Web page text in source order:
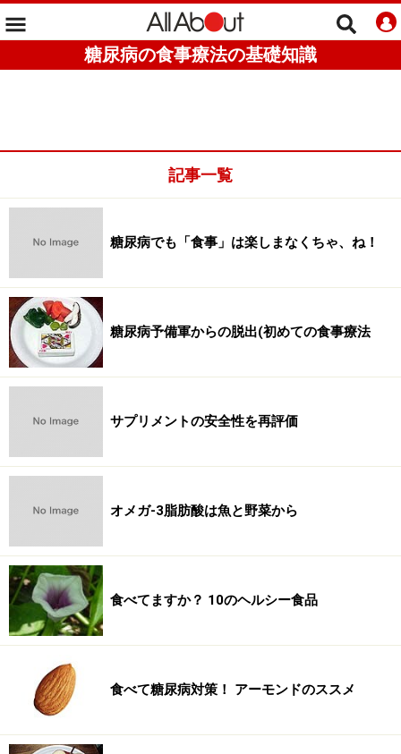
糖尿病の食事療法の基礎知識
記事一覧
糖尿病でも「食事」は楽しまなくちゃ、ね！
糖尿病予備軍からの脱出(初めての食事療法
サプリメントの安全性を再評価
オメガ-3脂肪酸は魚と野菜から
食べてますか？ 10のヘルシー食品
食べて糖尿病対策！ アーモンドのススメ